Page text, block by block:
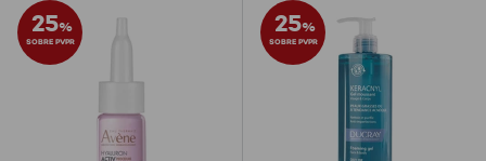
Esfoliantes
Cicatrizantes
25%
SOBRE PVPR
25%
SOBRE PVPR